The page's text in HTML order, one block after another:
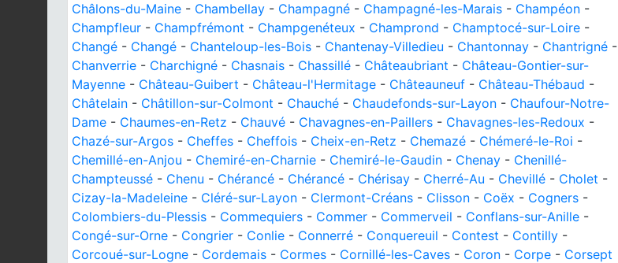
Châlons-du-Maine - Chambellay - Champagné - Champagné-les-Marais - Champéon -
Champfleur - Champfrémont - Champgenéteux - Champrond - Champtocé-sur-Loire -
Changé - Changé - Chanteloup-les-Bois - Chantenay-Villedieu - Chantonnay - Chantrigné -
Chanverrie - Charchigné - Chasnais - Chassillé - Châteaubriant - Château-Gontier-sur-
Mayenne - Château-Guibert - Château-l'Hermitage - Châteauneuf - Château-Thébaud -
Châtelain - Châtillon-sur-Colmont - Chauché - Chaudefonds-sur-Layon - Chaufour-Notre-
Dame - Chaumes-en-Retz - Chauvé - Chavagnes-en-Paillers - Chavagnes-les-Redoux -
Chazé-sur-Argos - Cheffes - Cheffois - Cheix-en-Retz - Chemazé - Chémeré-le-Roi -
Chemillé-en-Anjou - Chemiré-en-Charnie - Chemiré-le-Gaudin - Chenay - Chenillé-
Champteussé - Chenu - Chérancé - Chérancé - Chérisay - Cherré-Au - Chevillé - Cholet -
Cizay-la-Madeleine - Cléré-sur-Layon - Clermont-Créans - Clisson - Coëx - Cogners -
Colombiers-du-Plessis - Commequiers - Commer - Commerveil - Conflans-sur-Anille -
Congé-sur-Orne - Congrier - Conlie - Connerré - Conquereuil - Contest - Contilly -
Corcoué-sur-Logne - Cordemais - Cormes - Cornillé-les-Caves - Coron - Corpe - Corsept